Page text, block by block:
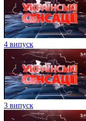
4 випуск
3 випуск